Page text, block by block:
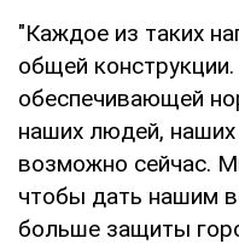
"Каждое из таких
общей
обеспечивающей
наших людей,
возможно сейчас.
чтобы дать нашим
больше защиты